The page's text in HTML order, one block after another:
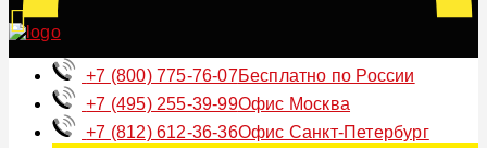
+7 (800) 775-76-07Бесплатно по России
+7 (495) 255-39-99Офис Москва
+7 (812) 612-36-36Офис Санкт-Петербург